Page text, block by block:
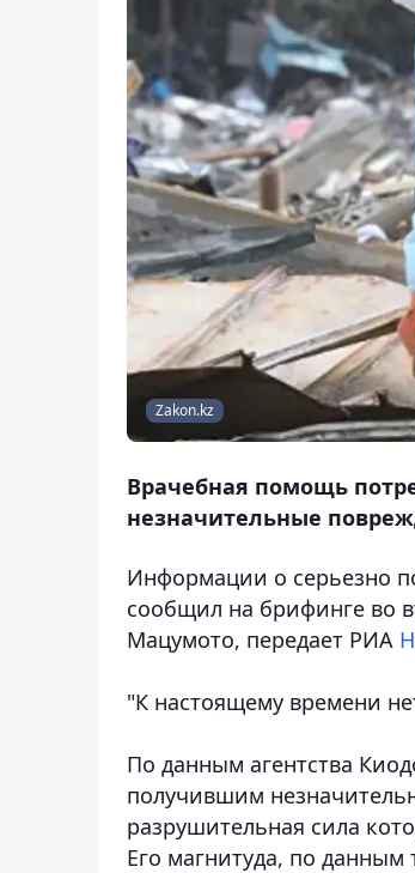
Zakon.kz
Врачебная помощь
незначительные
Информации о серьезно
сообщил на брифинге во
Мацумото, передает РИА
"К настоящему времени
По данным агентства
получившим
разрушительная сила
Его магнитуда, по данным